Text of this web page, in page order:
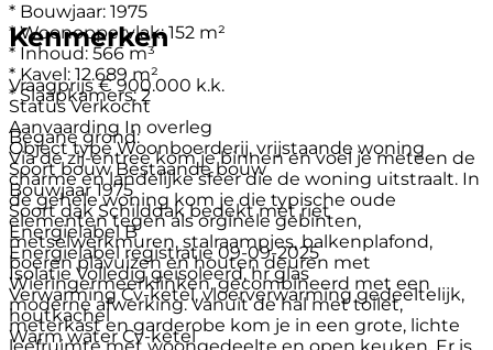
* Bouwjaar: 1975
* Woonoppervlak: 152 m²
* Inhoud: 566 m³
* Kavel: 12.689 m²
* Slaapkamers: 2
Begane grond:
Via de zij-entree kom je binnen en voel je meteen de
charme en landelijke sfeer die de woning uitstraalt. In
de gehele woning kom je die typische oude
elementen tegen als orginele gebinten,
metselwerkmuren, stalraampjes, balkenplafond,
boeren plavuizen en houten deuren met
Wieringermeerklinken, gecombineerd met een
moderne afwerking. Vanuit de hal met toilet,
meterkast en garderobe kom je in een grote, lichte
Kenmerken
Vraagprijs € 900.000 k.k.
Status Verkocht
Aanvaarding In overleg
Object type Woonboerderij, vrijstaande woning
Soort bouw Bestaande bouw
Bouwjaar 1975
Soort dak Schilddak bedekt met riet
Energielabel B
Energielabel registratie 09-09-2025
Isolatie Volledig geïsoleerd, hr glas
Verwarming Cv-ketel, vloerverwarming gedeeltelijk,
houtkachel
Warm water Cv-ketel